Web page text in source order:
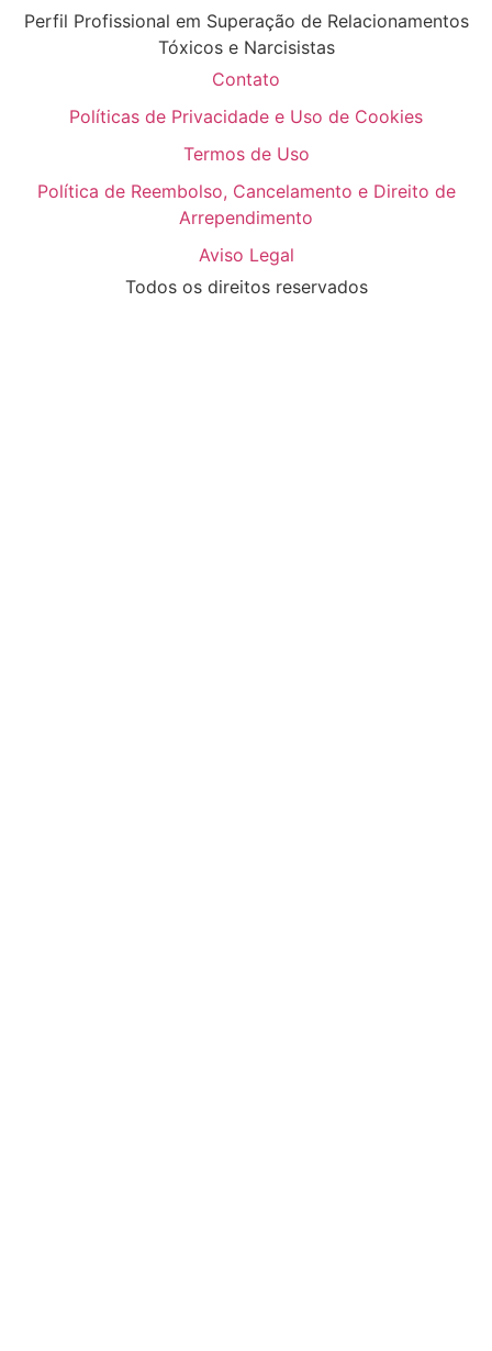
Perfil Profissional em Superação de Relacionamentos
Tóxicos e Narcisistas
Contato
Políticas de Privacidade e Uso de Cookies
Termos de Uso
Política de Reembolso, Cancelamento e Direito de
Arrependimento
Aviso Legal
Todos os direitos reservados